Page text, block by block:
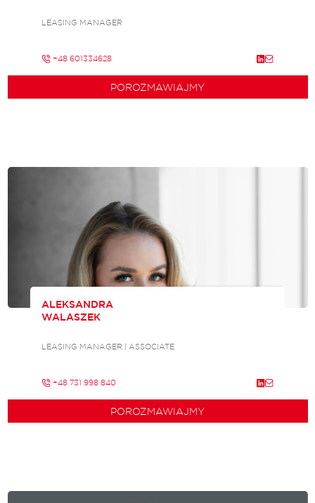
LEASING MANAGER
+48 601334628
POROZMAWIAJMY
ALEKSANDRA
WALASZEK
LEASING MANAGER | ASSOCIATE
+48 731 998 840
POROZMAWIAJMY